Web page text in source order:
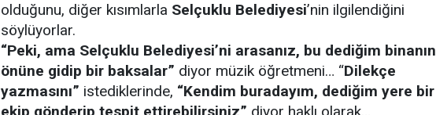
olduğunu, diğer kısımlarla Selçuklu Belediyesi’nin ilgilendiğini
söylüyorlar.
“Peki, ama Selçuklu Belediyesi’ni arasanız, bu dediğim binanın
önüne gidip bir baksalar” diyor müzik öğretmeni… “Dilekçe
yazmasını” istediklerinde, “Kendim buradayım, dediğim yere bir